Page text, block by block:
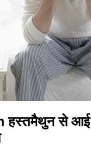
से आई